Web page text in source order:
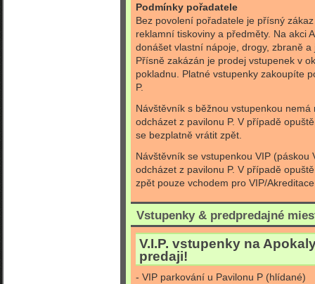
Podmínky pořadatele
Bez povolení pořadatele je přísný
reklamní tiskoviny a předměty. Na akci
donášet vlastní nápoje, drogy, zbraně
Přísně zakázán je prodej vstupenek v
pokladnu. Platné vstupenky zakoupíte
P.
Návštěvník s běžnou vstupenkou nemá
odcházet z pavilonu P. V případě
se bezplatně vrátit zpět.
Návštěvník se vstupenkou VIP (páskou
odcházet z pavilonu P. V případě
zpět pouze vchodem pro VIP/
Vstupenky & predpredajné
V.I.P. vstupenky na
predaji!
- VIP parkování u Pavilonu P (hlídané)